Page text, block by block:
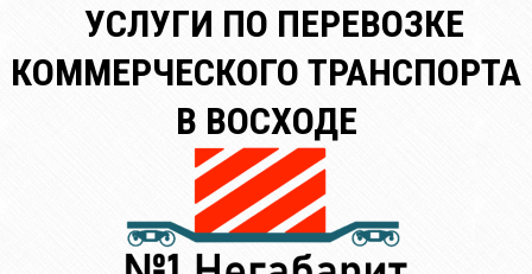
УСЛУГИ ПО ПЕРЕВОЗКЕ
КОММЕРЧЕСКОГО ТРАНСПОРТА
В ВОСХОДЕ